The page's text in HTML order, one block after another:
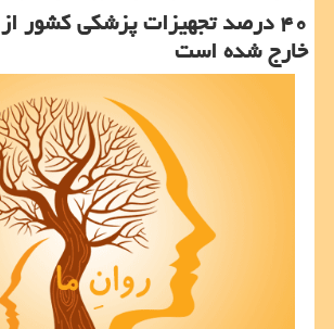
۴۰ درصد تجهیزات پزشكی كشور
خارج شده است